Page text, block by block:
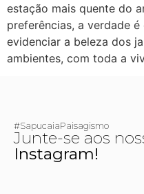
estação mais quente do
preferências, a verdade
evidenciar a beleza dos
ambientes, com toda a
#SapucaiaPaisagismo
Junte-se aos
Instagram!